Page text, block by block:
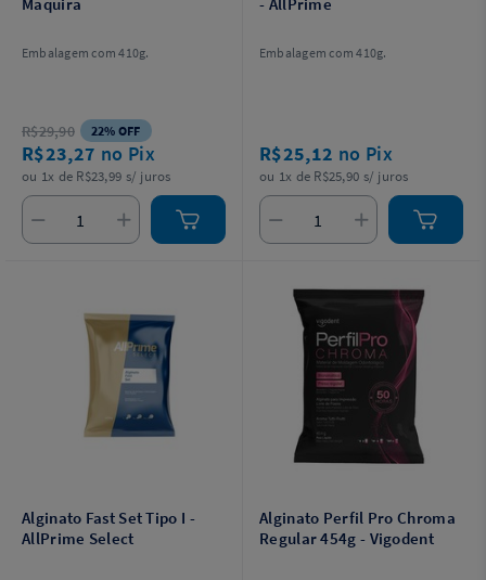
Embalagem com 410g.
R$29,90 22% OFF
R$23,27 no Pix
ou 1x de R$23,99 s/ juros
Embalagem com 410g.
R$25,12 no Pix
ou 1x de R$25,90 s/ juros
Alginato Fast Set Tipo I -
AllPrime Select
Alginato Perfil Pro Chroma
Regular 454g - Vigodent